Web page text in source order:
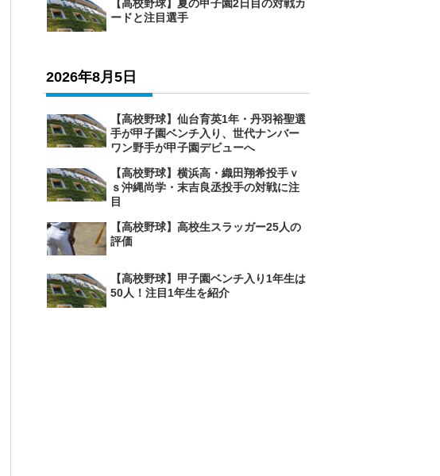
【高校野球】夏の甲子園2日目の対戦カ
ードと注目選手
2026年8月5日
【高校野球】仙台育英1年・丹羽裕聖選
手が甲子園ベンチ入り、世代ナンバー
ワン野手が甲子園デビューへ
【高校野球】横浜高・織田翔希投手ｖ
ｓ沖縄尚学・末吉良丞投手の対戦に注
目
【高校野球】高校生スラッガー25人の
評価
【高校野球】甲子園ベンチ入り1年生は
50人！注目1年生を紹介